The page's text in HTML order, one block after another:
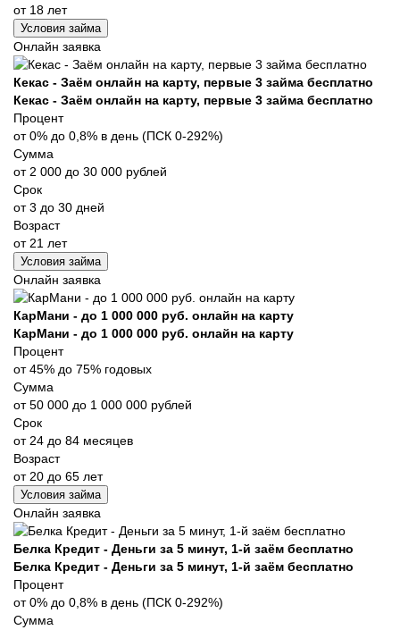
от 18 лет
Условия займа
Онлайн заявка
Кекас - Заём онлайн на карту, первые 3 займа бесплатно
Кекас - Заём онлайн на карту, первые 3 займа бесплатно
Процент
от 0% до 0,8% в день (ПСК 0-292%)
Сумма
от 2 000 до 30 000 рублей
Срок
от 3 до 30 дней
Возраст
от 21 лет
Условия займа
Онлайн заявка
КарМани - до 1 000 000 руб. онлайн на карту
КарМани - до 1 000 000 руб. онлайн на карту
Процент
от 45% до 75% годовых
Сумма
от 50 000 до 1 000 000 рублей
Срок
от 24 до 84 месяцев
Возраст
от 20 до 65 лет
Условия займа
Онлайн заявка
Белка Кредит - Деньги за 5 минут, 1-й заём бесплатно
Белка Кредит - Деньги за 5 минут, 1-й заём бесплатно
Процент
от 0% до 0,8% в день (ПСК 0-292%)
Сумма